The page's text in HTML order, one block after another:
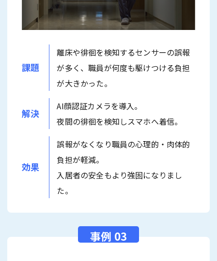
課題
離床や徘徊を検知するセンサーの誤報
が多く、職員が何度も駆けつける負担
が大きかった。
解決
AI顔認証カメラを導入。
夜間の徘徊を検知しスマホへ着信。
効果
誤報がなくなり職員の心理的・肉体的
負担が軽減。
入居者の安全もより強固になりまし
た。